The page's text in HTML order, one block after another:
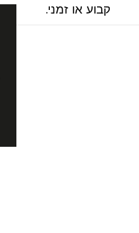
קבוע או זמני.